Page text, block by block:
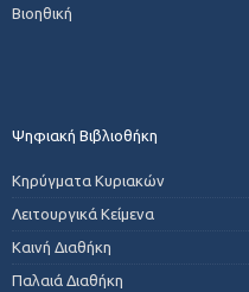
Βιοηθική
Ψηφιακή Βιβλιοθήκη
Κηρύγματα Κυριακών
Λειτουργικά Κείμενα
Καινή Διαθήκη
Παλαιά Διαθήκη